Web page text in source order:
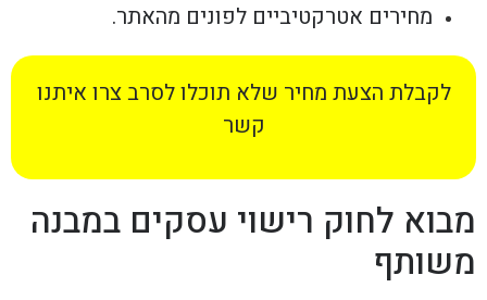
מחירים אטרקטיביים לפונים מהאתר.
לקבלת הצעת מחיר שלא תוכלו לסרב צרו איתנו
קשר
מבוא לחוק רישוי עסקים במבנה
משותף